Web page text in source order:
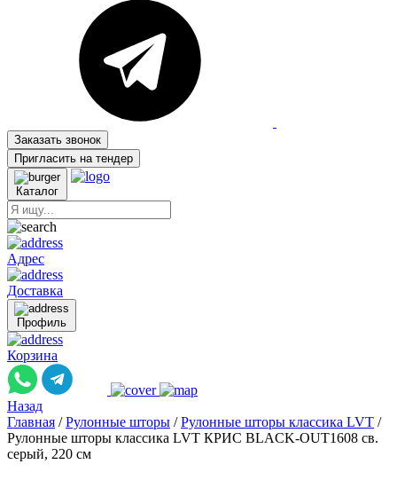
Заказать звонок
Пригласить на тендер
Каталог
Адрес
Доставка
Профиль
Корзина
Назад
Главная / Рулонные шторы / Рулонные шторы классика LVT /
Рулонные шторы классика LVT КРИС BLACK-OUT1608 св.
серый, 220 см